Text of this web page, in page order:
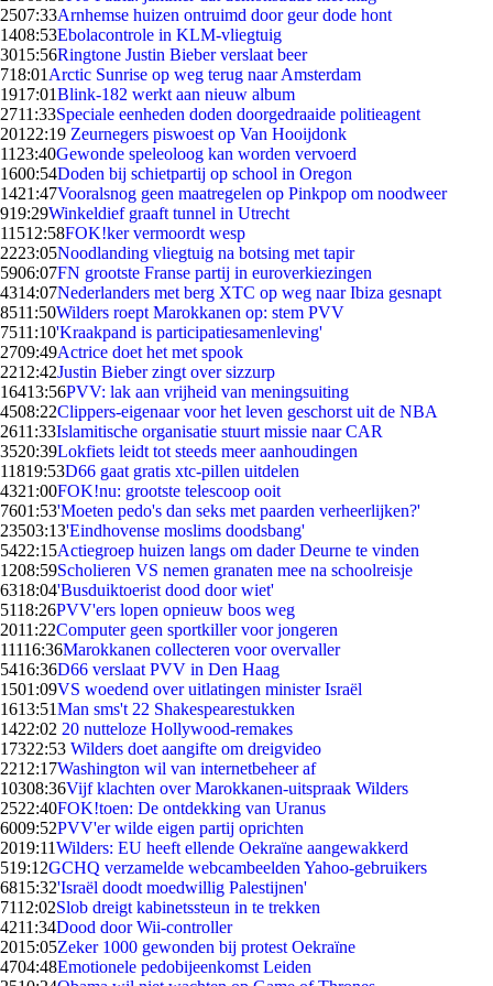
2507:33Arnhemse huizen ontruimd door geur dode hont
1408:53Ebolacontrole in KLM-vliegtuig
3015:56Ringtone Justin Bieber verslaat beer
718:01 Arctic Sunrise op weg terug naar Amsterdam
1917:01Blink-182 werkt aan nieuw album
2711:33Speciale eenheden doden doorgedraaide politieagent
201 22:19 Zeurnegers piswoest op Van Hooijdonk
11 23:40Gewonde speleoloog kan worden vervoerd
1600:54Doden bij schietpartij op school in Oregon
1421:47Vooralsnog geen maatregelen op Pinkpop om noodweer
919:29Winkeldief graaft tunnel in Utrecht
11512:58FOK!ker vermoordt wesp
2223:05Noodlanding vliegtuig na botsing met tapir
5906:07FN grootste Franse partij in euroverkiezingen
4314:07Nederlanders met berg XTC op weg naar Ibiza gesnapt
8511:50Wilders roept Marokkanen op: stem PVV
7511:10'Kraakpand is participatiesamenleving'
2709:49Actrice doet het met spook
2212:42Justin Bieber zingt over sizzurp
16413:56PVV: lak aan vrijheid van meningsuiting
4508:22Clippers-eigenaar voor het leven geschorst uit de NBA
2611:33Islamitische organisatie stuurt missie naar CAR
3520:39Lokfiets leidt tot steeds meer aanhoudingen
11819:53D66 gaat gratis xtc-pillen uitdelen
4321:00FOK!nu: grootste telescoop ooit
7601:53'Moeten pedo's dan seks met paarden verheerlijken?'
23503:13'Eindhovense moslims doodsbang'
5422:15Actiegroep huizen langs om dader Deurne te vinden
1208:59Scholieren VS nemen granaten mee na schoolreisje
6318:04'Busduiktoerist dood door wiet'
5118:26PVV'ers lopen opnieuw boos weg
2011:22Computer geen sportkiller voor jongeren
11116:36Marokkanen collecteren voor overvaller
5416:36D66 verslaat PVV in Den Haag
1501:09VS woedend over uitlatingen minister Israël
1613:51Man sms't 22 Shakespearestukken
1422:02 20 nutteloze Hollywood-remakes
17322:53 Wilders doet aangifte om dreigvideo
2212:17Washington wil van internetbeheer af
10308:36Vijf klachten over Marokkanen-uitspraak Wilders
2522:40FOK!toen: De ontdekking van Uranus
6009:52PVV'er wilde eigen partij oprichten
2019:11Wilders: EU heeft ellende Oekraïne aangewakkerd
519:12GCHQ verzamelde webcambeelden Yahoo-gebruikers
6815:32'Israël doodt moedwillig Palestijnen'
7112:02Slob dreigt kabinetssteun in te trekken
4211:34Dood door Wii-controller
2015:05Zeker 1000 gewonden bij protest Oekraïne
4704:48Emotionele pedobijeenkomst Leiden